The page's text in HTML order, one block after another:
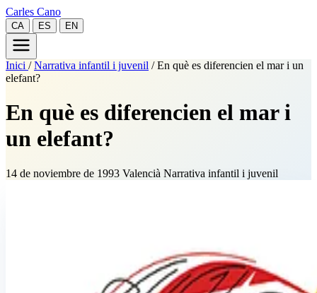
Carles Cano
CA ES EN
Inici / Narrativa infantil i juvenil / En què es diferencien el mar i un
elefant?
En què es diferencien el mar i
un elefant?
14 de noviembre de 1993 Valencià Narrativa infantil i juvenil